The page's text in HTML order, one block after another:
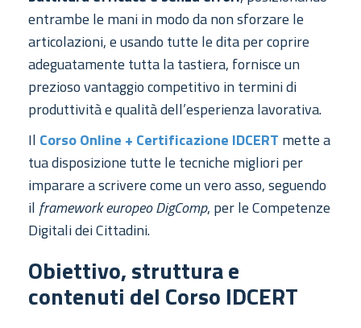
entrambe le mani in modo da non sforzare le
articolazioni, e usando tutte le dita per coprire
adeguatamente tutta la tastiera, fornisce un
prezioso vantaggio competitivo in termini di
produttività e qualità dell’esperienza lavorativa.
Il Corso Online + Certificazione IDCERT mette a
tua disposizione tutte le tecniche migliori per
imparare a scrivere come un vero asso, seguendo
il framework europeo DigComp, per le Competenze
Digitali dei Cittadini.
Obiettivo, struttura e
contenuti del Corso IDCERT